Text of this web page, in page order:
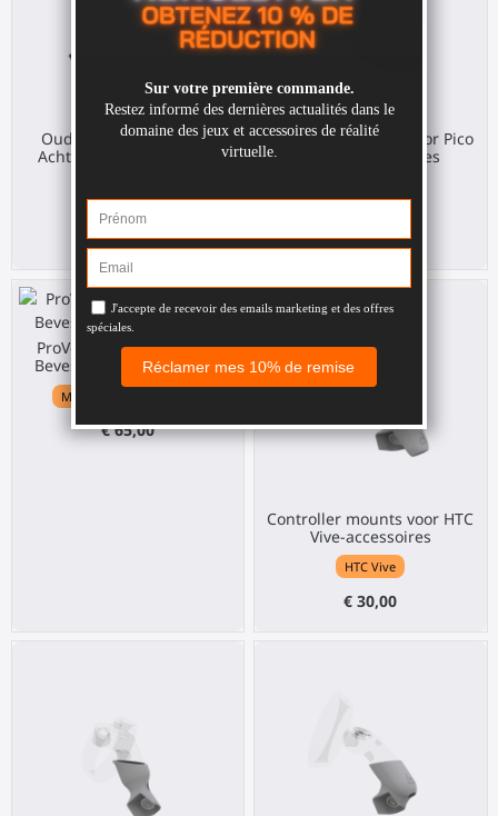
Oud ProVolver Explorer
Achterste Montage voor
Meta Quest 2
€ 64,00
Controller mounts voor Pico
4 Ultra accessoires
ProVolver Elite Achterste
Bevestiging voor Quest 3
Meta Quest 3 / 3S / Pro
€ 65,00
Controller mounts voor HTC
Vive-accessoires
HTC Vive
€ 30,00